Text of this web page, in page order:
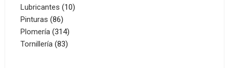
Lubricantes 1010
Pinturas 8686
productos
Plomería 314314
productos
Tornillería 8383